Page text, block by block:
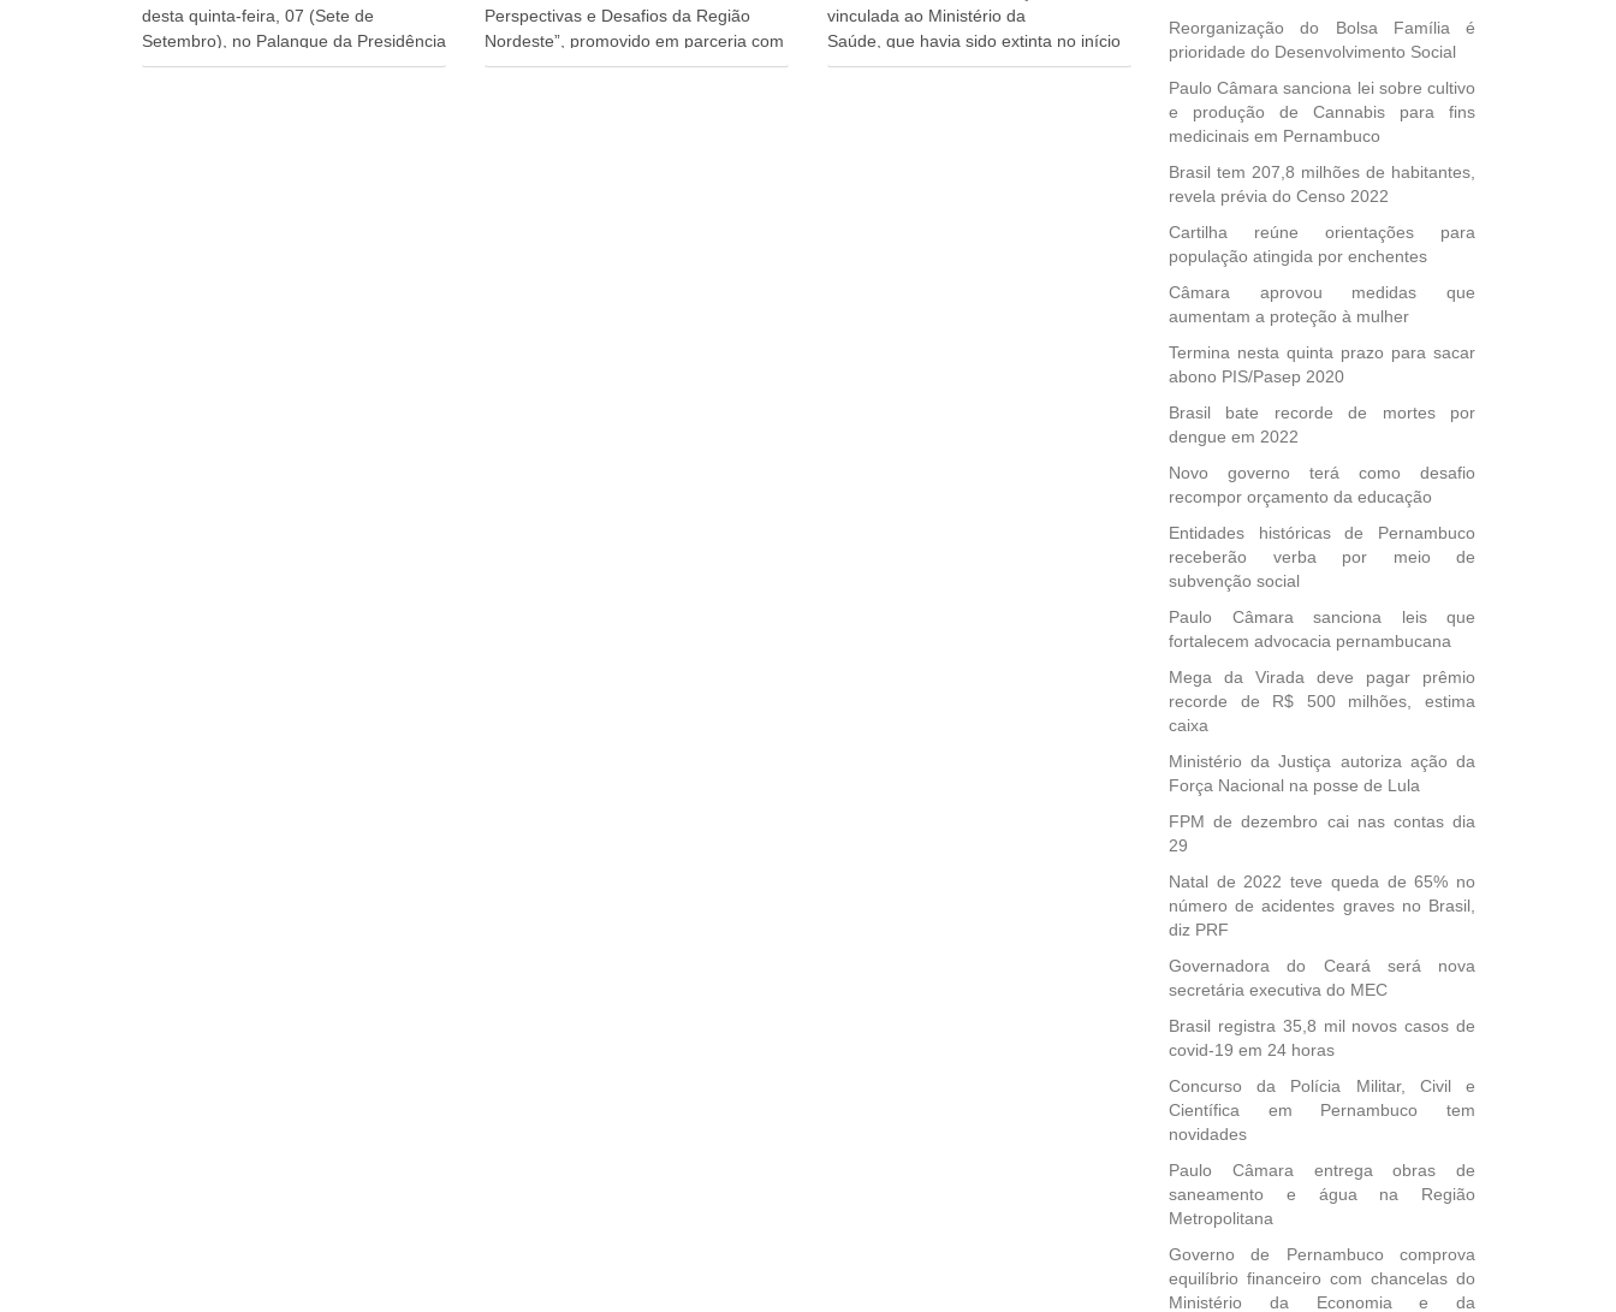
desta quinta-feira, 07 (Sete de
Setembro), no Palanque da Presidência
da República, onde foram abraçados
Perspectivas e Desafios da Região
Nordeste”, promovido em parceria com
o Consórcio Nordeste. Na pauta do
vinculada ao Ministério da
Saúde, que havia sido extinta no início
do terceiro governo do
Reorganização do Bolsa Família é
prioridade do Desenvolvimento Social
Paulo Câmara sanciona lei sobre cultivo
e produção de Cannabis para fins
medicinais em Pernambuco
Brasil tem 207,8 milhões de habitantes,
revela prévia do Censo 2022
Cartilha reúne orientações para
população atingida por enchentes
Câmara aprovou medidas que
aumentam a proteção à mulher
Termina nesta quinta prazo para sacar
abono PIS/Pasep 2020
Brasil bate recorde de mortes por
dengue em 2022
Novo governo terá como desafio
recompor orçamento da educação
Entidades históricas de Pernambuco
receberão verba por meio de
subvenção social
Paulo Câmara sanciona leis que
fortalecem advocacia pernambucana
Mega da Virada deve pagar prêmio
recorde de R$ 500 milhões, estima
caixa
Ministério da Justiça autoriza ação da
Força Nacional na posse de Lula
FPM de dezembro cai nas contas dia
29
Natal de 2022 teve queda de 65% no
número de acidentes graves no Brasil,
diz PRF
Governadora do Ceará será nova
secretária executiva do MEC
Brasil registra 35,8 mil novos casos de
covid-19 em 24 horas
Concurso da Polícia Militar, Civil e
Científica em Pernambuco tem
novidades
Paulo Câmara entrega obras de
saneamento e água na Região
Metropolitana
Governo de Pernambuco comprova
equilíbrio financeiro com chancelas do
Ministério da Economia e da